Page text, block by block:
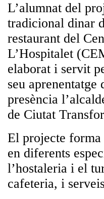
L’alumnat del
tradicional dinar
restaurant del
L’Hospitalet
elaborat i servit
seu
presència
de Ciutat
El projecte forma
en diferents
l’hostaleria i el
cafeteria, i